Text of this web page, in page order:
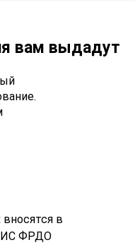
вам выдадут
в
ФРДО